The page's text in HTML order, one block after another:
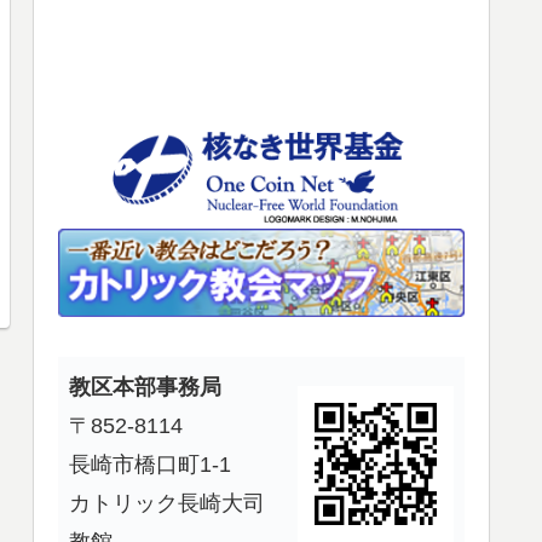
く
さ
い。
教区本部事務局
〒852-8114
長崎市橋口町1-1
カトリック長崎大司